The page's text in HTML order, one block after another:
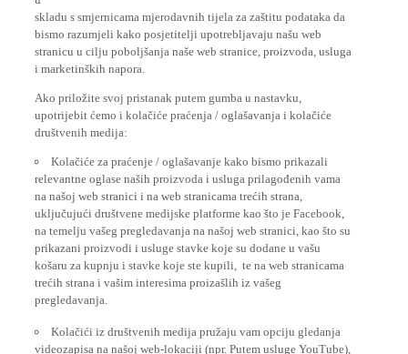
skladu s smjernicama mjerodavnih tijela za zaštitu podataka da
bismo razumjeli kako posjetitelji upotrebljavaju našu web
stranicu u cilju poboljšanja naše web stranice, proizvoda, usluga
i marketinških napora.
upotrijebit ćemo i kolačiće praćenja / oglašavanja i kolačiće
društvenih medija:
relevantne oglase naših proizvoda i usluga prilagođenih vama
na našoj web stranici i na web stranicama trećih strana,
uključujući društvene medijske platforme kao što je Facebook,
na temelju vašeg pregledavanja na našoj web stranici, kao što su
prikazani proizvodi i usluge stavke koje su dodane u vašu
košaru za kupnju i stavke koje ste kupili, te na web stranicama
trećih strana i vašim interesima proizašlih iz vašeg
pregledavanja.
videozapisa na našoj web-lokaciji (npr. Putem usluge YouTube),